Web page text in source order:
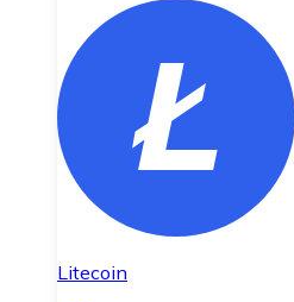
Litecoin